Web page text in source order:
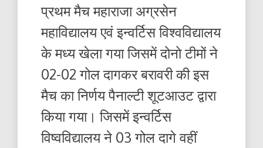
प्रथम मैच महाराजा अग्रसेन
महाविद्यालय एवं इन्वर्टिस विश्वविद्यालय
के मध्य खेला गया जिसमें दोनो टीमों ने
02-02 गोल दागकर बरावरी की इस
मैच का निर्णय पैनाल्टी शूटआउट द्वारा
किया गया। जिसमें इन्वर्टिस
विष्वविद्यालय ने 03 गोल दागे वहीं